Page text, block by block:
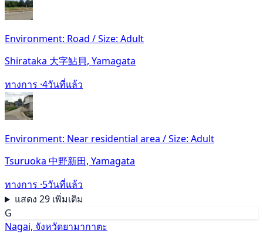
Environment: Road / Size: Adult
Shirataka 大字鮎貝, Yamagata
ทางการ ·4วันที่แล้ว
Environment: Near residential area / Size: Adult
Tsuruoka 中野新田, Yamagata
ทางการ ·5วันที่แล้ว
แสดง 29 เพิ่มเติม
G
Nagai, จังหวัดยามากาตะ